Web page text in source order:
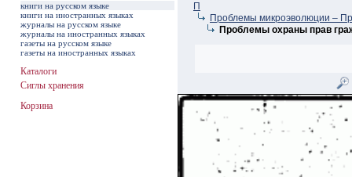
П
Проблемы микроэволюции –
Проблемы охраны прав
книги на русском языке
книги на иностранных языках
журналы на русском языке
журналы на иностранных языках
газеты на русском языке
газеты на иностранных языках
Каталоги
Сиглы хранения
Корзина